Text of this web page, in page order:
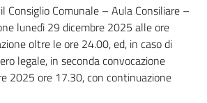
Consiglio Comunale – Aula Consiliare –
lunedì 29 dicembre 2025 alle ore
oltre le ore 24.00, ed, in caso di
legale, in seconda convocazione
2025 ore 17.30, con continuazione